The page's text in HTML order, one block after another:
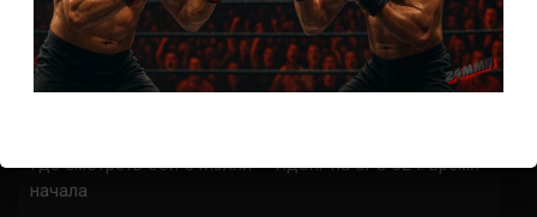
UFC 324 прямая трансляция
Марафон боев UFC 324 прямая трансляция
Где смотреть бой О’Мэлли — Ядонг на UFC 324: время
начала